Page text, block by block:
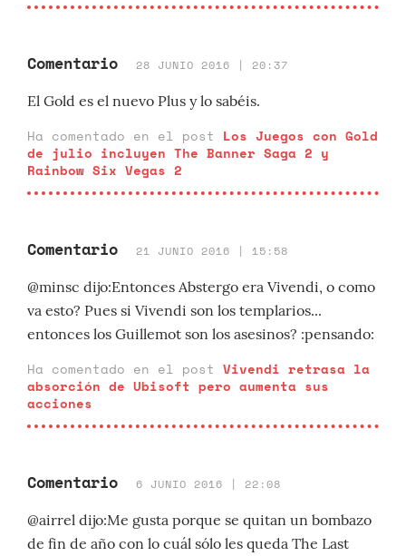
Comentario 28 JUNIO 2016 | 20:37
El Gold es el nuevo Plus y lo sabéis.
Ha comentado en el post Los Juegos con Gold
de julio incluyen The Banner Saga 2 y
Rainbow Six Vegas 2
Comentario 21 JUNIO 2016 | 15:58
@minsc dijo:Entonces Abstergo era Vivendi, o como
va esto? Pues si Vivendi son los templarios...
entonces los Guillemot son los asesinos? :pensando:
Ha comentado en el post Vivendi retrasa la
absorción de Ubisoft pero aumenta sus
acciones
Comentario 6 JUNIO 2016 | 22:08
@airrel dijo:Me gusta porque se quitan un bombazo
de fin de año con lo cuál sólo les queda The Last